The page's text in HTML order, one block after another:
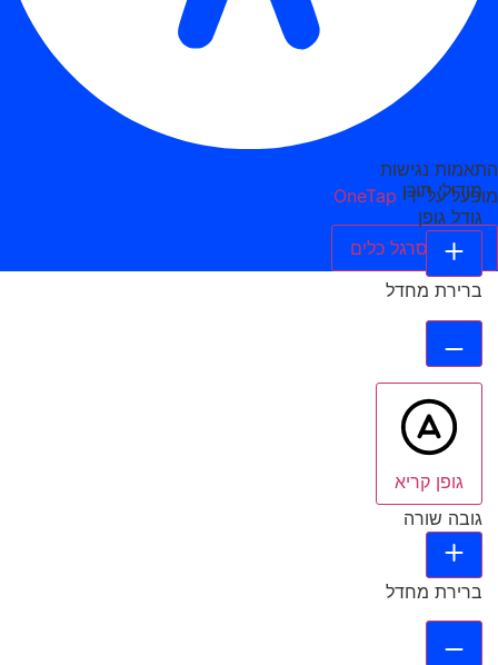
התאמות נגישות
מופעל על ידי OneTap
הסתר סרגל כלים
מודולי תוכן
גודל גופן
ברירת מחדל
גופן קריא
גובה שורה
ברירת מחדל